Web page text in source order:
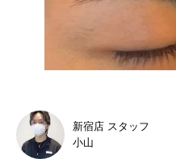
新宿店 スタッフ
小山